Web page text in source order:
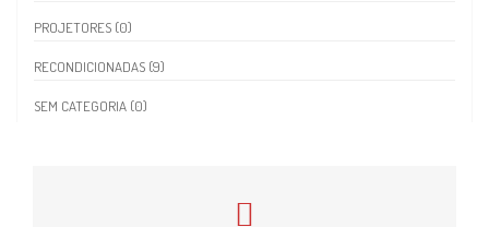
PROJETORES (0)
RECONDICIONADAS (9)
SEM CATEGORIA (0)